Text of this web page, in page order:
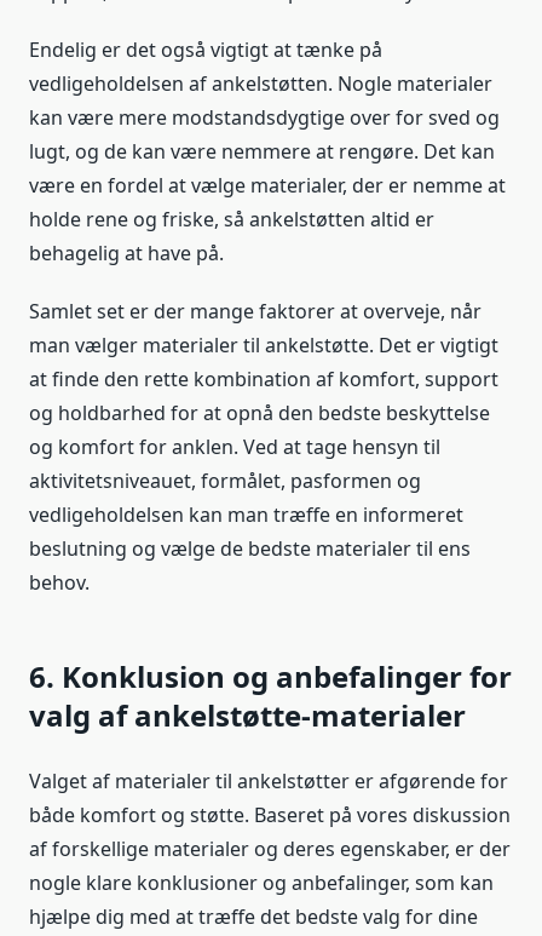
Endelig er det også vigtigt at tænke på
vedligeholdelsen af ankelstøtten. Nogle materialer
kan være mere modstandsdygtige over for sved og
lugt, og de kan være nemmere at rengøre. Det kan
være en fordel at vælge materialer, der er nemme at
holde rene og friske, så ankelstøtten altid er
behagelig at have på.
Samlet set er der mange faktorer at overveje, når
man vælger materialer til ankelstøtte. Det er vigtigt
at finde den rette kombination af komfort, support
og holdbarhed for at opnå den bedste beskyttelse
og komfort for anklen. Ved at tage hensyn til
aktivitetsniveauet, formålet, pasformen og
vedligeholdelsen kan man træffe en informeret
beslutning og vælge de bedste materialer til ens
behov.
6. Konklusion og anbefalinger for
valg af ankelstøtte-materialer
Valget af materialer til ankelstøtter er afgørende for
både komfort og støtte. Baseret på vores diskussion
af forskellige materialer og deres egenskaber, er der
nogle klare konklusioner og anbefalinger, som kan
hjælpe dig med at træffe det bedste valg for dine